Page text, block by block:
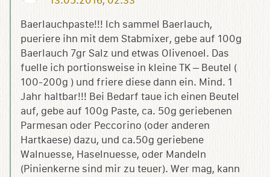
Baerlauchpaste!!! Ich sammel Baerlauch,
pueriere ihn mit dem Stabmixer, gebe auf 100g
Baerlauch 7gr Salz und etwas Olivenoel. Das
fuelle ich portionsweise in kleine TK – Beutel (
100-200g ) und friere diese dann ein. Mind. 1
Jahr haltbar!!! Bei Bedarf taue ich einen Beutel
auf, gebe auf 100g Paste, ca. 50g geriebenen
Parmesan oder Peccorino (oder anderen
Hartkaese) dazu, und ca.50g geriebene
Walnuesse, Haselnuesse, oder Mandeln
(Pinienkerne sind mir zu teuer). Wer mag, kann